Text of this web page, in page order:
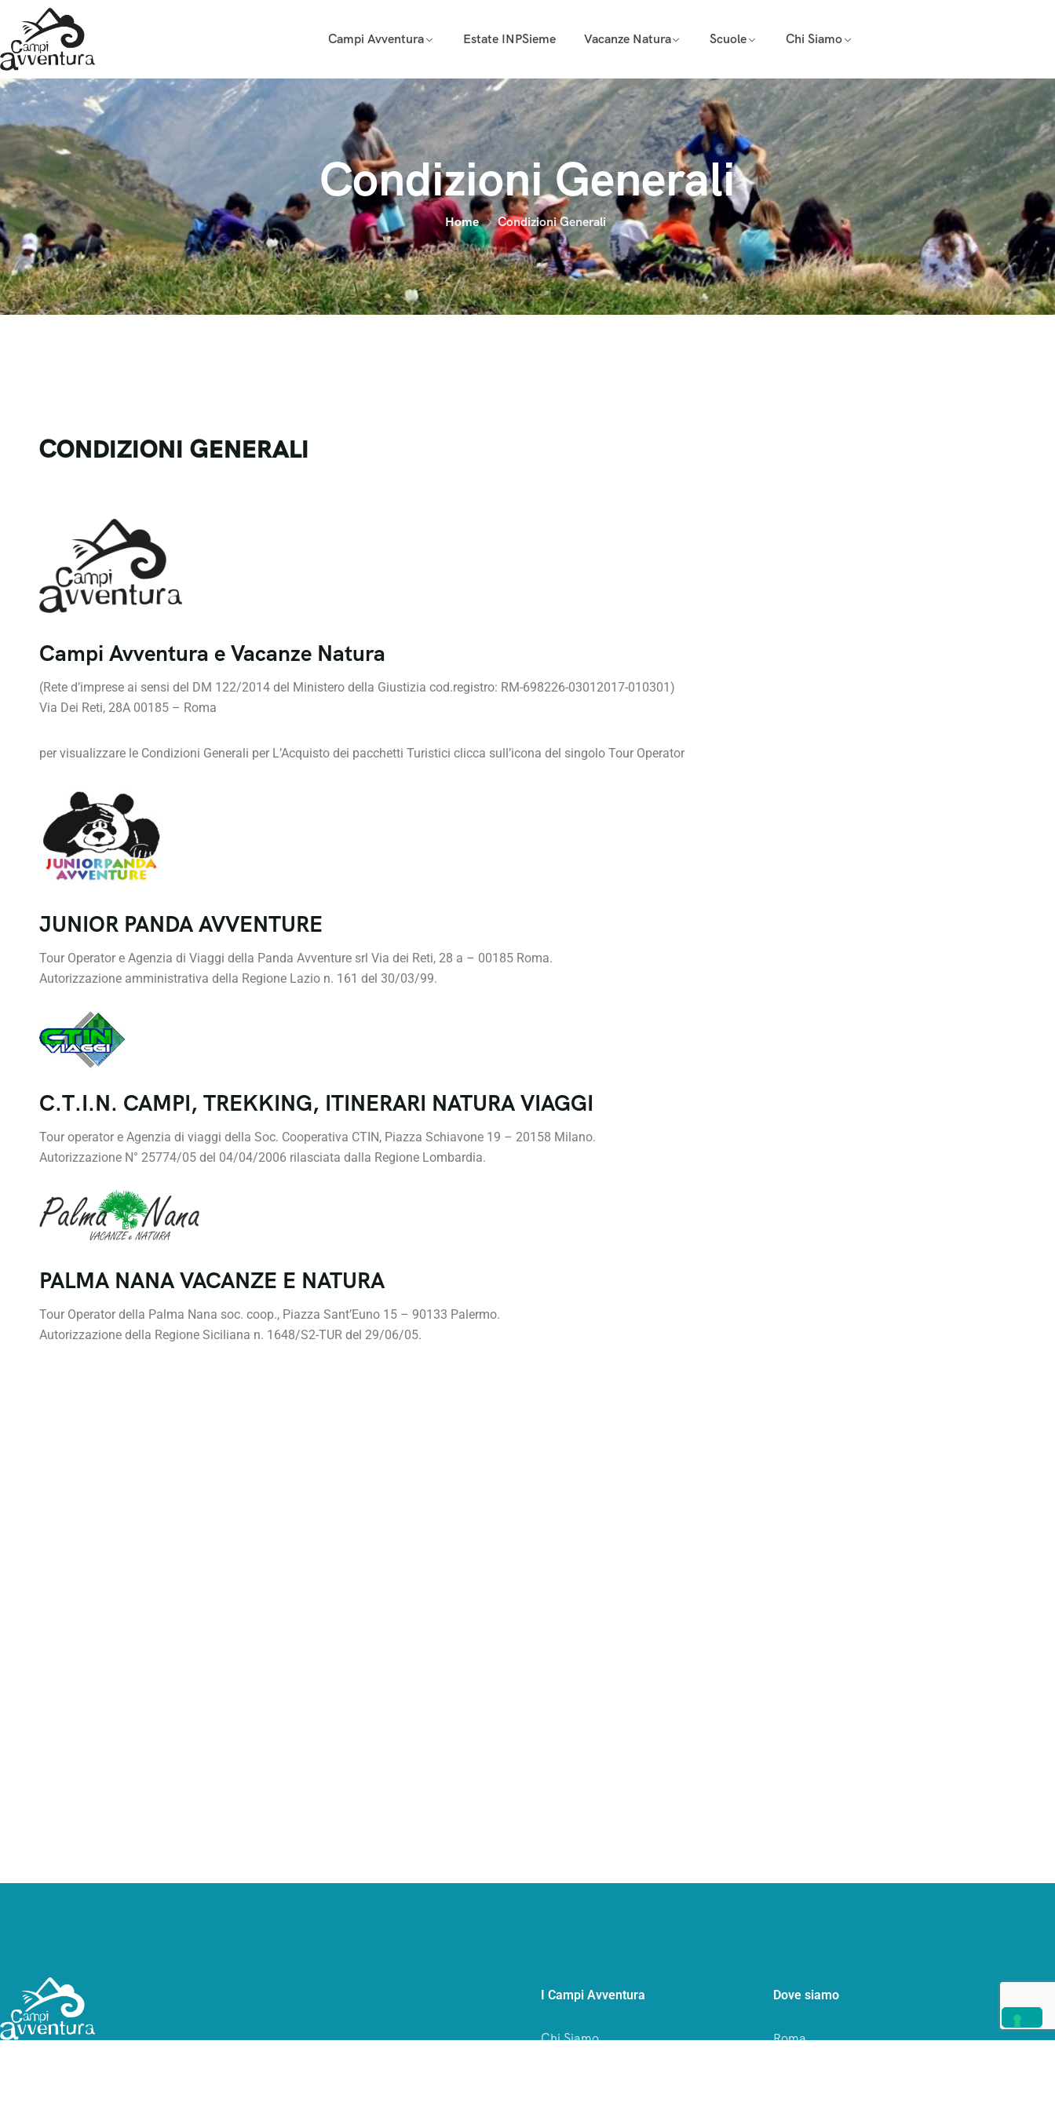
Campi Avventura Estate INPSieme Vacanze Natura Scuole Chi Siamo
Condizioni Generali
Home Condizioni Generali
CONDIZIONI GENERALI
Campi Avventura e Vacanze Natura
(Rete d’imprese ai sensi del DM 122/2014 del Ministero della Giustizia cod.registro: RM-698226-03012017-010301)
Via Dei Reti, 28A 00185 – Roma
per visualizzare le Condizioni Generali per L’Acquisto dei pacchetti Turistici clicca sull’icona del singolo Tour Operator
JUNIOR PANDA AVVENTURE
Tour Operator e Agenzia di Viaggi della Panda Avventure srl Via dei Reti, 28 a – 00185 Roma.
Autorizzazione amministrativa della Regione Lazio n. 161 del 30/03/99.
C.T.I.N. CAMPI, TREKKING, ITINERARI NATURA VIAGGI
Tour operator e Agenzia di viaggi della Soc. Cooperativa CTIN, Piazza Schiavone 19 – 20158 Milano.
Autorizzazione N° 25774/05 del 04/04/2006 rilasciata dalla Regione Lombardia.
PALMA NANA VACANZE E NATURA
Tour Operator della Palma Nana soc. coop., Piazza Sant’Euno 15 – 90133 Palermo.
Autorizzazione della Regione Siciliana n. 1648/S2-TUR del 29/06/05.
I Campi Avventura
Chi Siamo
Dove siamo
Roma